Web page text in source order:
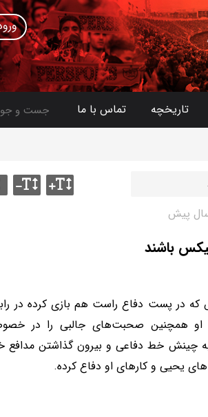
تاریخچه تماس با ما
باشند
در پست دفاع راست هم بازی کرده در
همچنین صحبت‌های جالبی را در
چینش خط دفاعی و بیرون گذاشتن
یحیی و کارهای او دفاع کرده.